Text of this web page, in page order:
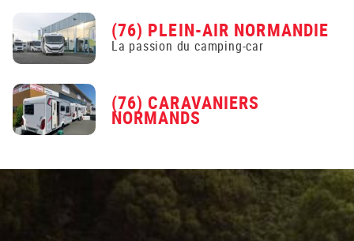
(76) PLEIN-AIR NORMANDIE
La passion du camping-car
(76) CARAVANIERS
NORMANDS